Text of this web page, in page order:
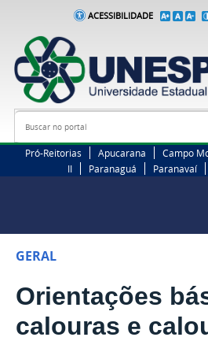
ACESSIBILIDADE
Busca
Pró-Reitorias Apucarana Campo
II
Paranaguá Paranavaí
GERAL
Orientações
calouras e